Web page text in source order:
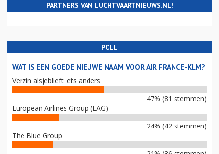
PARTNERS VAN LUCHTVAARTNIEUWS.NL!
POLL
WAT IS EEN GOEDE NIEUWE NAAM VOOR AIR FRANCE-KLM?
Verzin alsjeblieft iets anders
47% (81 stemmen)
European Airlines Group (EAG)
24% (42 stemmen)
The Blue Group